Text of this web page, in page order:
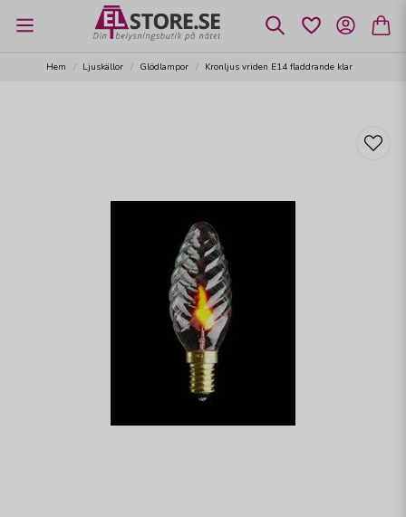
Hem Ljuskällor Glödlampor Kronljus vriden E14 fladdrande klar